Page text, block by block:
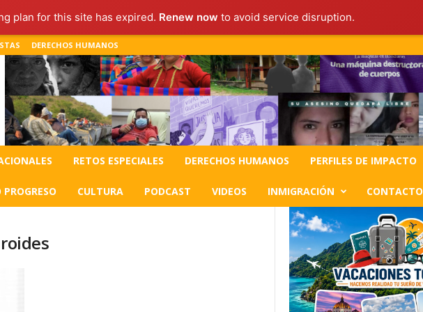
plan for this site has expired. Renew now to avoid service disruption.
DERECHOS HUMANOS
RETOS ESPECIALES DERECHOS HUMANOS PERFILES DE IMPACTO
PROGRESO CULTURA PODCAST VIDEOS INMIGRACIÓN CONTACTO